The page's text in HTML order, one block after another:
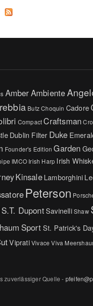
AmberAmbiente
Butz Choquin Cadore
Compact Craftsman
Dublin Filter Duke
Founder's Edition Garden
IMCO Irish Harp Irish
KinsaleLamborghini
Peterson
S.T. DupontSavinelliShaw
SportSt. Patrick's
VipratiVivace Viva
zuverlässiger Quelle -